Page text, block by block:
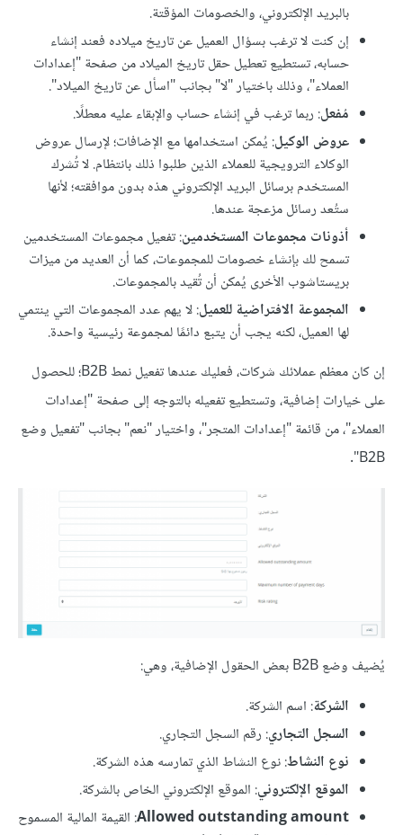
بالبريد الإلكتروني، والخصومات المؤقتة.
إن كنت لا ترغب بسؤال العميل عن تاريخ ميلاده فعند إنشاء
حسابه، تستطيع تعطيل حقل تاريخ الميلاد من صفحة "إعدادات
العملاء"، وذلك باختيار "لا" بجانب "اسأل عن تاريخ الميلاد".
مُفعل: ربما ترغب في إنشاء حساب والإبقاء عليه معطلًا.
عروض الوكيل: يُمكن استخدامها مع الإضافات؛ لإرسال عروض
الوكلاء الترويجية للعملاء الذين طلبوا ذلك بانتظام. لا تُشرك
المستخدم برسائل البريد الإلكتروني هذه بدون موافقته؛ لأنها
ستُعد رسائل مزعجة عندها.
أذونات مجموعات المستخدمين: تفعيل مجموعات المستخدمين
تسمح لك بإنشاء خصومات للمجموعات، كما أن العديد من ميزات
بريستاشوب الأخرى يُمكن أن تُقيد بالمجموعات.
المجموعة الافتراضية للعميل: لا يهم عدد المجموعات التي ينتمي
لها العميل، لكنه يجب أن يتبع دائمًا لمجموعة رئيسية واحدة.
إن كان معظم عملائك شركات، فعليك عندها تفعيل نمط B2B؛ للحصول
على خيارات إضافية، وتستطيع تفعيله بالتوجه إلى صفحة "إعدادات
العملاء"، من قائمة "إعدادات المتجر"، واختيار "نعم" بجانب "تفعيل وضع
B2B".
يُضيف وضع B2B بعض الحقول الإضافية، وهي:
الشركة: اسم الشركة.
السجل التجاري: رقم السجل التجاري.
نوع النشاط: نوع النشاط الذي تمارسه هذه الشركة.
الموقع الإلكتروني: الموقع الإلكتروني الخاص بالشركة.
Allowed outstanding amount: القيمة المالية المسموح